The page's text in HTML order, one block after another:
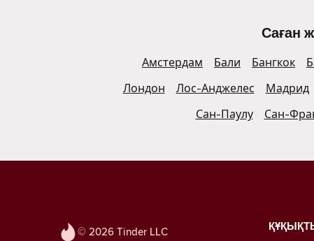
Саған
Амстердам Бали Бангкок
Лондон
Лос-Анджелес Мадрид
Сан-Паулу
Сан-
© 2026 Tinder LLC